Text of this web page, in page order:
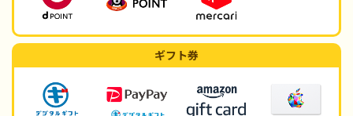
ギフト券